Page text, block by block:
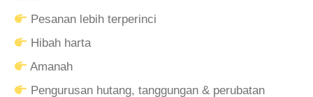
Pesanan lebih terperinci
Hibah harta
Amanah
Pengurusan hutang, tanggungan & perubatan